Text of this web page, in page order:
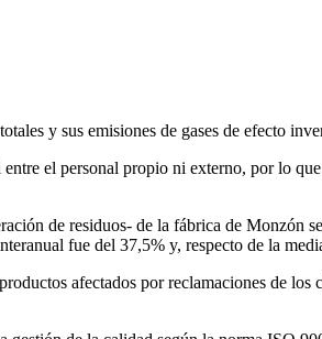
y sus emisiones de gases de efecto
el personal propio ni externo, por lo
de residuos- de la fábrica de Monzón
fue del 37,5% y, respecto de la
afectados por reclamaciones de